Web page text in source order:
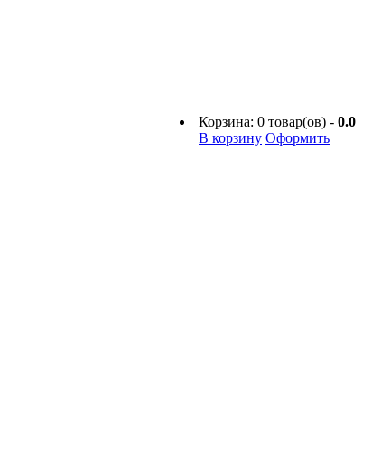
Корзина: 0 товар(ов) - 0.0
В корзину Оформить